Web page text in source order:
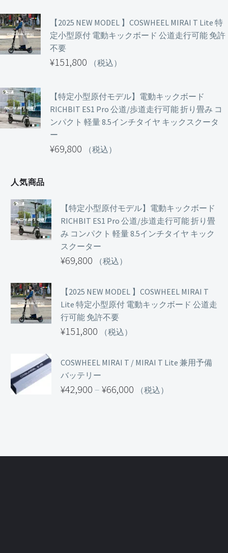
【2025 NEW MODEL 】COSWHEEL MIRAI T Lite 特
定小型原付 電動キックボード 公道走行可能 免許
不要
¥151,800 （税込）
【特定小型原付モデル】電動キックボード
RICHBIT ES1 Pro 公道/歩道走行可能 折り畳み コ
ンパクト 軽量 8.5インチタイヤ キックスクータ
ー
¥69,800 （税込）
人気商品
【特定小型原付モデル】電動キックボード
RICHBIT ES1 Pro 公道/歩道走行可能 折り畳
み コンパクト 軽量 8.5インチタイヤ キック
スクーター
¥69,800 （税込）
【2025 NEW MODEL 】COSWHEEL MIRAI T
Lite 特定小型原付 電動キックボード 公道走
行可能 免許不要
¥151,800 （税込）
COSWHEEL MIRAI T / MIRAI T Lite 兼用予備
バッテリー
¥42,900 – ¥66,000
（税込）